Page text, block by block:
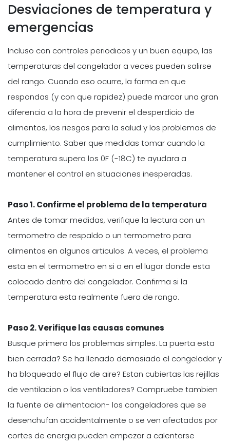
Desviaciones de temperatura y
emergencias
Incluso con controles periodicos y un buen equipo, las
temperaturas del congelador a veces pueden salirse
del rango. Cuando eso ocurre, la forma en que
respondas (y con que rapidez) puede marcar una gran
diferencia a la hora de prevenir el desperdicio de
alimentos, los riesgos para la salud y los problemas de
cumplimiento. Saber que medidas tomar cuando la
temperatura supera los 0F (-18C) te ayudara a
mantener el control en situaciones inesperadas.
Paso 1. Confirme el problema de la temperatura
Antes de tomar medidas, verifique la lectura con un
termometro de respaldo o un termometro para
alimentos en algunos articulos. A veces, el problema
esta en el termometro en si o en el lugar donde esta
colocado dentro del congelador. Confirma si la
temperatura esta realmente fuera de rango.
Paso 2. Verifique las causas comunes
Busque primero los problemas simples. La puerta esta
bien cerrada? Se ha llenado demasiado el congelador y
ha bloqueado el flujo de aire? Estan cubiertas las rejillas
de ventilacion o los ventiladores? Compruebe tambien
la fuente de alimentacion- los congeladores que se
desenchufan accidentalmente o se ven afectados por
cortes de energia pueden empezar a calentarse